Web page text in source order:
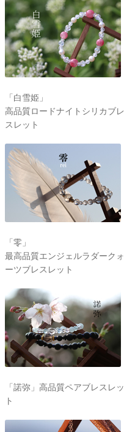
「白雪姫」
高品質ロードナイトシリカブレ
スレット
「零」
最高品質エンジェルラダークォ
ーツブレスレット
「諾弥」高品質ペアブレスレッ
ト